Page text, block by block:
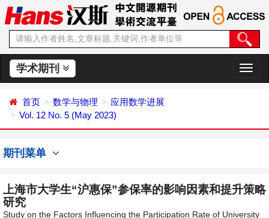
学术期刊
切
换
首页 数学与物理
应用数学进展
Vol. 12 No. 5 (May 2023)
期刊菜单
上海市大学生“沪惠保”参保率的影响因素和提升策略
研究
Study on the Factors Influencing the Participation Rate of University